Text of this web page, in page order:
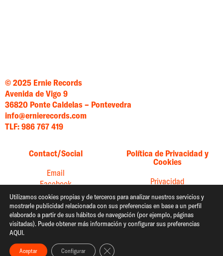
© 2025 Ernie Records
Avenida de Vigo 9
36820 Ponte Caldelas – Pontevedra
info@ernierecords.com
TLF: 986 767 419
Contact/Social
Email
Facebook
Instagram
Twitter
YouTube
Política de Privacidad y
Cookies
Privacidad
Utilizamos cookies propias y de terceros para analizar nuestros servicios y
mostrarle publicidad relacionada con sus preferencias en base a un perfil
elaborado a partir de sus hábitos de navegación (por ejemplo, páginas
visitadas). Puede obtener más información y configurar sus preferencias
AQUI.
Aceptar Configurar Cerrar el banner de cookies RGPD